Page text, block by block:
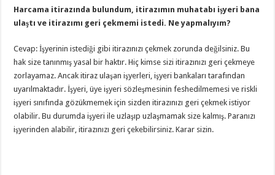
Harcama itirazında bulundum, itirazımın muhatabı işyeri bana
ulaştı ve itirazımı geri çekmemi istedi. Ne yapmalıyım?
Cevap: İşyerinin istediği gibi itirazınızı çekmek zorunda değilsiniz. Bu
hak size tanınmış yasal bir haktır. Hiç kimse sizi itirazınızı geri çekmeye
zorlayamaz. Ancak itiraz ulaşan işyerleri, işyeri bankaları tarafından
uyarılmaktadır. İşyeri, üye işyeri sözleşmesinin feshedilmemesi ve riskli
işyeri sınıfında gözükmemek için sizden itirazınızı geri çekmek istiyor
olabilir. Bu durumda işyeri ile uzlaşıp uzlaşmamak size kalmış. Paranızı
işyerinden alabilir, itirazınızı geri çekebilirsiniz. Karar sizin.